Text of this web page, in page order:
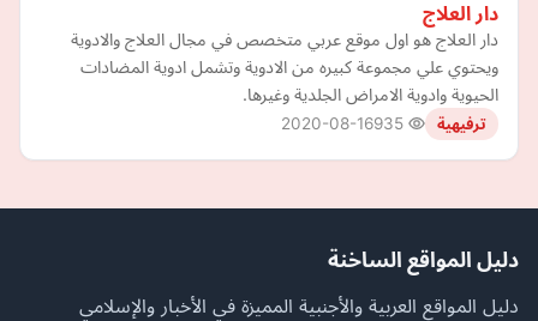
دار العلاج
دار العلاج هو اول موقع عربي متخصص في مجال العلاج والادوية
ويحتوي علي مجموعة كبيره من الادوية وتشمل ادوية المضادات
الحيوية وادوية الامراض الجلدية وغيرها.
ترفيهية 2020-08-16
دليل المواقع الساخنة
دليل المواقع العربية والأجنبية المميزة في الأخبار والإسلامي